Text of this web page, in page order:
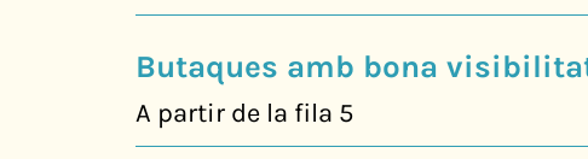
Butaques amb bona
A partir de la fila 5